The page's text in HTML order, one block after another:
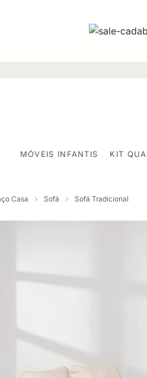
MÓVEIS INFANTIS KIT
Casa Sofá Sofá Tradicional